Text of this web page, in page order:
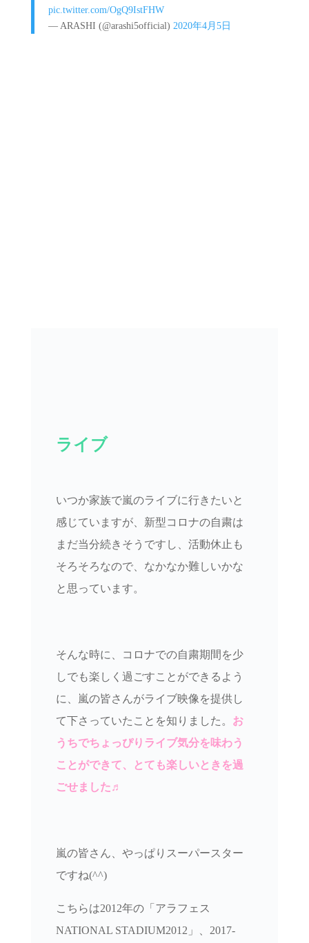
pic.twitter.com/OgQ9IstFHW
— ARASHI (@arashi5official) 2020年4月5日
ライブ
いつか家族で嵐のライブに行きたいと
感じていますが、新型コロナの自粛は
まだ当分続きそうですし、活動休止も
そろそろなので、なかなか難しいかな
と思っています。
そんな時に、コロナでの自粛期間を少
しでも楽しく過ごすことができるよう
に、嵐の皆さんがライブ映像を提供し
て下さっていたことを知りました。 お
うちでちょっぴりライブ気分を味わう
ことができて、とても楽しいときを過
ごせました♬
嵐の皆さん、やっぱりスーパースター
ですね(^^)
こちらは2012年の「アラフェス
NATIONAL STADIUM2012」、2017-